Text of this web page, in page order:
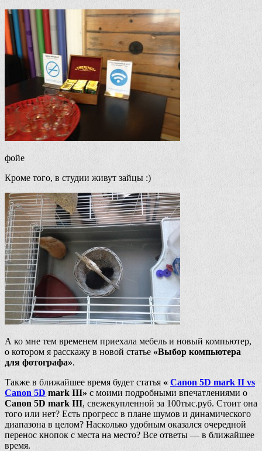
фойе
Кроме того, в студии живут зайцы :)
А ко мне тем временем приехала мебель и новый компьютер,
о котором я расскажу в новой статье «Выбор компьютера
для фотографа».
Также в ближайшее время будет статья « Canon 5D mark II vs
Canon 5D mark III» с моими подробными впечатлениями о
Canon 5D mark III, свежекупленной за 100тыс.руб. Стоит она
того или нет? Есть прогресс в плане шумов и динамического
диапазона в целом? Насколько удобным оказался очередной
перенос кнопок с места на место? Все ответы — в ближайшее
время.